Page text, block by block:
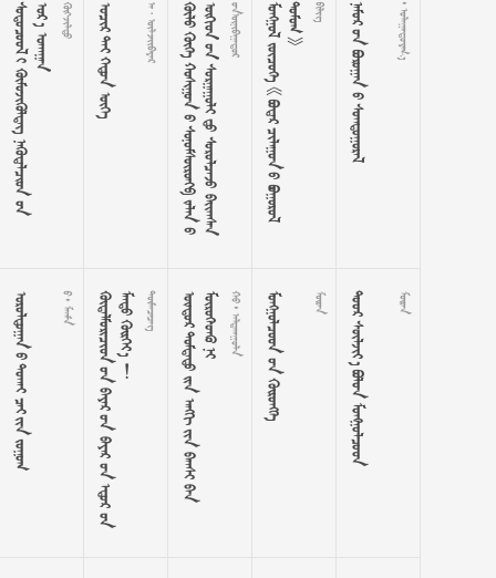









































   
    












































































  






































  
    
  
    













































   







































 
   
   